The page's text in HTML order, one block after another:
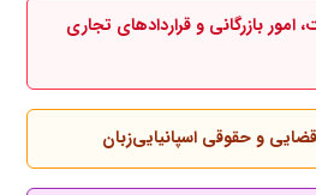
امور بازرگانی و قراردادهای تجاری
قضایی و حقوقی اسپانیایی‌زبان